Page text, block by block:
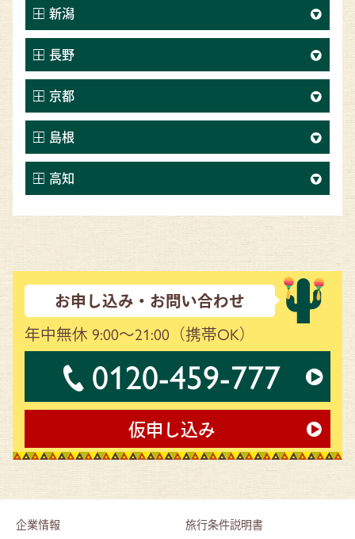
新潟
長野
京都
島根
高知
お申し込み・お問い合わせ
年中無休 9:00～21:00 （携帯OK）
0120-459-777
仮申し込み
企業情報 旅行条件説明書